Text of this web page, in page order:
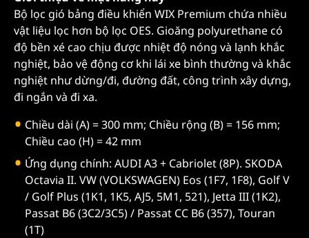
Bộ lọc gió bảng điều khiển WIX Premium chứa nhiều
vật liệu lọc hơn bộ lọc OES. Gioăng polyurethane có
độ bền xé cao chịu được nhiệt độ nóng và lạnh khắc
nghiệt, bảo vệ động cơ khi lái xe bình thường và khắc
nghiệt như dừng/đi, đường đất, công trình xây dựng,
đi ngắn và đi xa.
Chiều dài (A) = 300 mm; Chiều rộng (B) = 156 mm;
Chiều cao (H) = 42 mm
Ứng dụng chính: AUDI A3 + Cabriolet (8P). SKODA
Octavia II. VW (VOLKSWAGEN) Eos (1F7, 1F8), Golf V
/ Golf Plus (1K1, 1K5, AJ5, 5M1, 521), Jetta III (1K2),
Passat B6 (3C2/3C5) / Passat CC B6 (357), Touran
(1T)